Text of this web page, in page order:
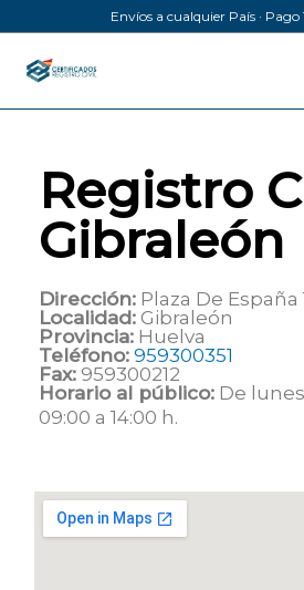
al
contenido
Envíos a cualquier País · Pago
Registro
Gibraleón
Dirección: Plaza De España
Localidad: Gibraleón
Provincia: Huelva
Teléfono: 959300351
Fax: 959300212
Horario al público: De
09:00 a 14:00 h.